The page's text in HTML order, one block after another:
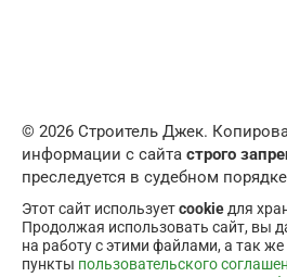
© 2026 Строитель Джек.
информации с сайта строго
преследуется в судебном порядке
Этот сайт используетcookie для
Продолжая использовать сайт, вы
на работу с этими файлами, а так же
пункты пользовательского